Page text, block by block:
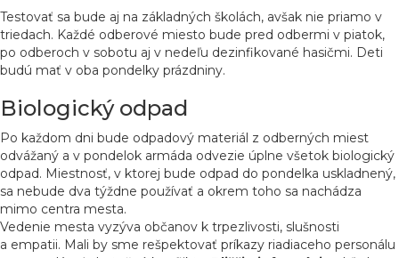
Testovať sa bude aj na základných školách, avšak nie priamo v
triedach. Každé odberové miesto bude pred odbermi v piatok,
po odberoch v sobotu aj v nedeľu dezinfikované hasičmi. Deti
budú mať v oba pondelky prázdniny.
Biologický odpad
Po každom dni bude odpadový materiál z odberných miest
odvážaný a v pondelok armáda odvezie úplne všetok biologický
odpad. Miestnosť, v ktorej bude odpad do pondelka uskladnený,
sa nebude dva týždne používať a okrem toho sa nachádza
mimo centra mesta.
Vedenie mesta vyzýva občanov k trpezlivosti, slušnosti
a empatii. Mali by sme rešpektovať príkazy riadiaceho personálu